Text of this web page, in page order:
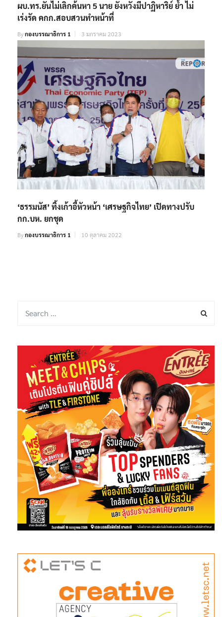
ผบ.ทร.ยันไม่เลิกค้นหา 5 นาย ยังหวังมีปาฏิหาริย์ ย้ำ ไม่
เร่งรัด คกก.สอบสวนทำหน้าที่
Byกองบรรณาธิการ 1 3 มกราคม 2023
‘ธรรมนัส’ ทิ้งเก้าอี้หัวหน้า ‘เศรษฐกิจไทย’ เปิดทางปรับ
กก.บห. ยกชุด
Byกองบรรณาธิการ 1 10 ตุลาคม 2022